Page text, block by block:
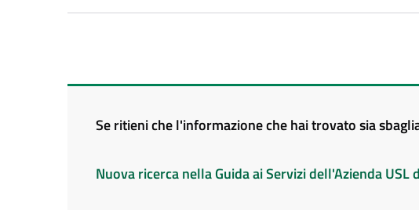
Se ritieni che l'informazione che hai trovato sia
Nuova ricerca nella Guida ai Servizi dell'Azienda USL